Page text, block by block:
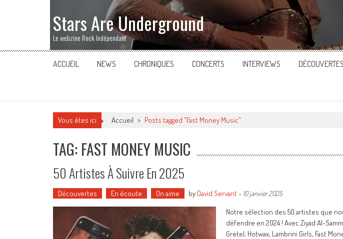
Stars Are Underground
Le webzine Rock Indépendant
ACCUEIL NEWS CHRONIQUES CONCERTS INTERVIEWS DÉCOUVERTES
Vous êtes ici Accueil > Posts tagged "Fast Money Music"
TAG: FAST MONEY MUSIC
50 Artistes À Suivre En 2025
Découvertes En écoute On aime by David Servant- 10 janvier 2025
Notre sélection des 50 artistes que
défendre en 2024 ! Avec Ziyad Al-
Gretel, Hotwax, Lambrini Girls, Fast